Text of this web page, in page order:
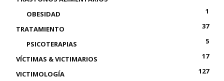
OBESIDAD
1
TRATAMIENTO
37
PSICOTERAPIAS
5
VÍCTIMAS & VICTIMARIOS
17
VICTIMOLOGÍA
127